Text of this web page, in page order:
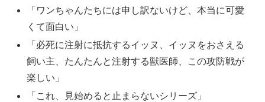
「ワンちゃんたちには申し訳ないけど、本当に可愛
くて面白い」
「必死に注射に抵抗するイッヌ、イッヌをおさえる
飼い主、たんたんと注射する獣医師、この攻防戦が
楽しい」
「これ、見始めると止まらないシリーズ」